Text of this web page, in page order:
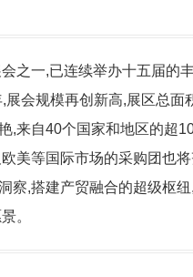
之一,已连续举办十五届的
展会规模再创新高,展区总面
,来自40个国家和地区的超
美等国际市场的采购团也
察,搭建产贸融合的超级枢
。